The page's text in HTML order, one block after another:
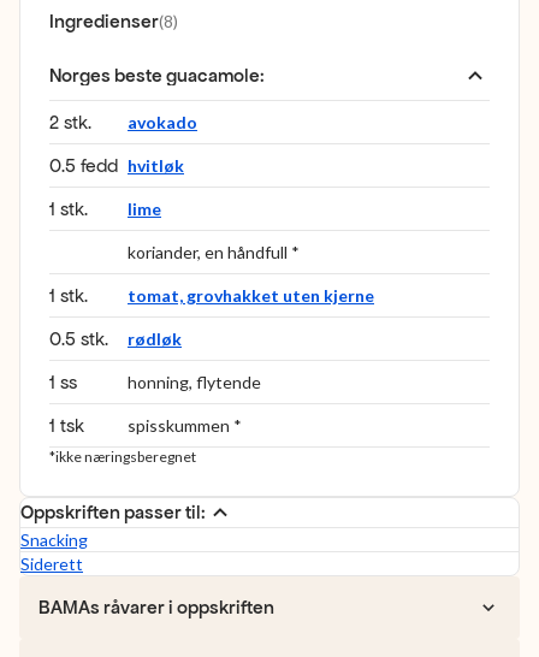
Ingredienser(8)
Norges beste guacamole:
2 stk. avokado
0.5 fedd hvitløk
1 stk. lime
koriander, en håndfull *
1 stk. tomat, grovhakket uten kjerne
0.5 stk. rødløk
1 ss honning, flytende
1 tsk spisskummen *
*ikke næringsberegnet
Oppskriften passer til:
Snacking
Siderett
BAMAs råvarer i oppskriften